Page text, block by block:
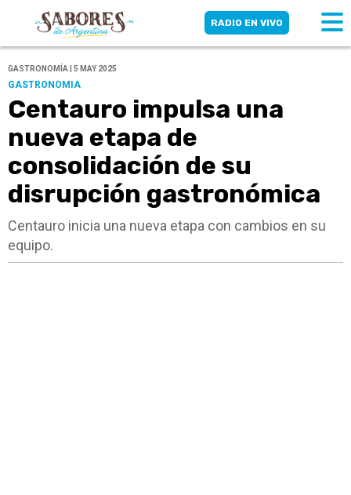
RADIO EN VIVO
GASTRONOMÍA | 5 MAY 2025
GASTRONOMIA
Centauro impulsa una
nueva etapa de
consolidación de su
disrupción gastronómica
Centauro inicia una nueva etapa con cambios en su
equipo.